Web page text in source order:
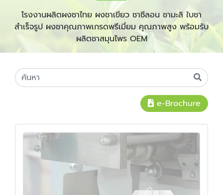
โรงงานผลิตผงชาไทย ผงชาเขียว ชาซีลอน ชามะลิ ใบชา
สำเร็จรูป ผงชาคุณภาพเกรดพรีเมี่ยม คุณภาพสูง พร้อมรับ
ผลิตชาสมุนไพร OEM
e-Brochure